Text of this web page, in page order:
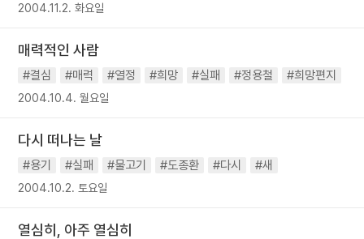
2004.11.2. 화요일
매력적인 사람
#결심 #매력 #열정 #희망 #실패 #정용철 #희망편지
2004.10.4. 월요일
다시 떠나는 날
#용기 #실패 #물고기 #도종환 #다시 #새
2004.10.2. 토요일
열심히, 아주 열심히